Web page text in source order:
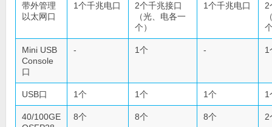
带外管理
以太网口
1个千兆电口
2个千兆接口
（光、电各一
个）
1个千兆电口
2
Mini USB
Console
口
- 1个 - 1
USB口 1个 1个 1个 1
40/100GE
8个 8个 8个 2